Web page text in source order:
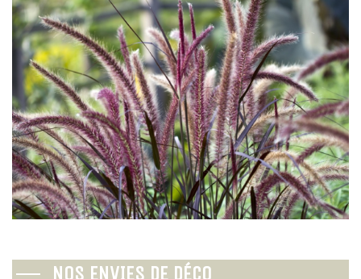
Arbustes
De printemps
Inerte
NOS ENVIES DE DÉCO